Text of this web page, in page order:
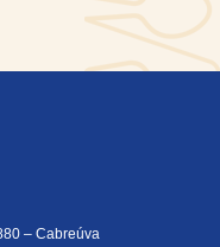
– Cabreúva